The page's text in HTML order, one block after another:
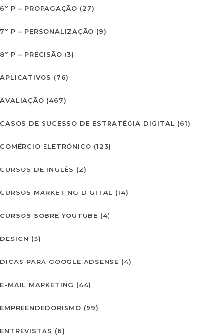
6º P – PROPAGAÇÃO (27)
7º P – PERSONALIZAÇÃO (9)
8º P – PRECISÃO (3)
APLICATIVOS (76)
AVALIAÇÃO (467)
CASOS DE SUCESSO DE ESTRATÉGIA DIGITAL (61)
COMÉRCIO ELETRÓNICO (123)
CURSOS DE INGLÊS (2)
CURSOS MARKETING DIGITAL (14)
CURSOS SOBRE YOUTUBE (4)
DESIGN (3)
DICAS PARA GOOGLE ADSENSE (4)
E-MAIL MARKETING (44)
EMPREENDEDORISMO (99)
ENTREVISTAS (6)